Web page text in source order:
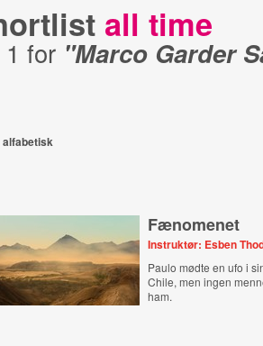
all time
for "Marco Garder
alfabetisk
Fænomenet
Instruktør: Esben
Paulo mødte en ufo i
Chile, men ingen
ham.